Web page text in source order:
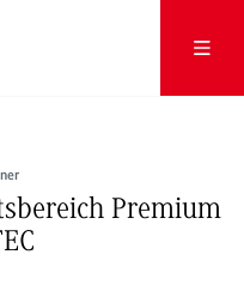
Premium